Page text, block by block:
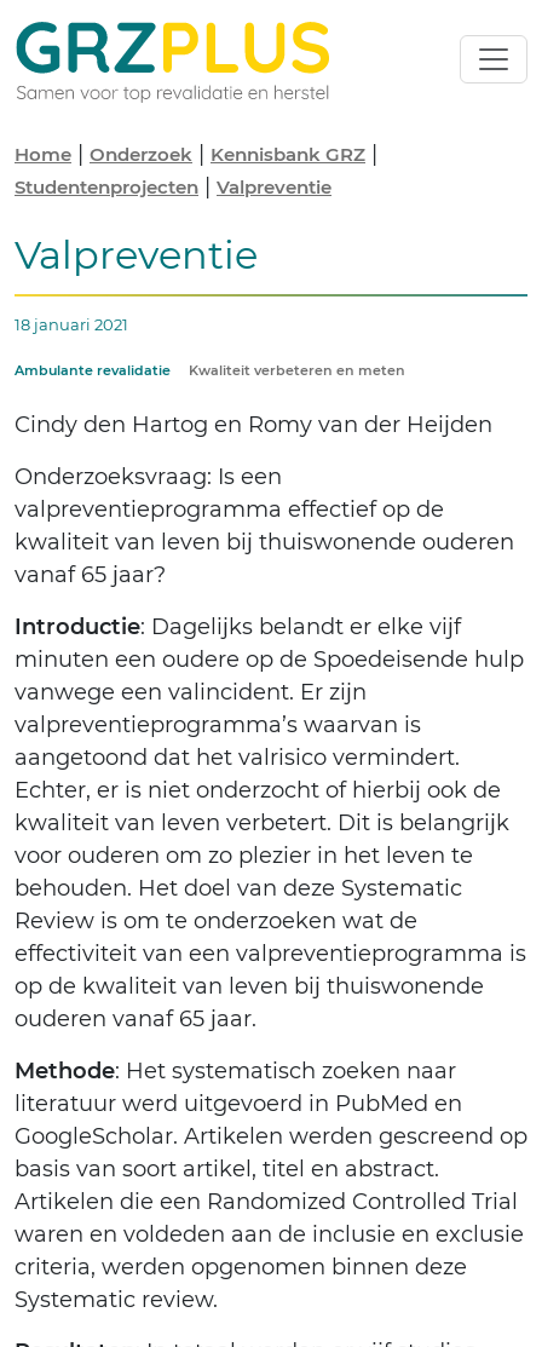
Home Onderzoek Kennisbank GRZ
Studentenprojecten Valpreventie
Valpreventie
18 januari 2021
Ambulante revalidatie Kwaliteit verbeteren en meten
Cindy den Hartog en Romy van der Heijden
Onderzoeksvraag: Is een
valpreventieprogramma effectief op de
kwaliteit van leven bij thuiswonende ouderen
vanaf 65 jaar?
Introductie: Dagelijks belandt er elke vijf
minuten een oudere op de Spoedeisende hulp
vanwege een valincident. Er zijn
valpreventieprogramma’s waarvan is
aangetoond dat het valrisico vermindert.
Echter, er is niet onderzocht of hierbij ook de
kwaliteit van leven verbetert. Dit is belangrijk
voor ouderen om zo plezier in het leven te
behouden. Het doel van deze Systematic
Review is om te onderzoeken wat de
effectiviteit van een valpreventieprogramma is
op de kwaliteit van leven bij thuiswonende
ouderen vanaf 65 jaar.
Methode: Het systematisch zoeken naar
literatuur werd uitgevoerd in PubMed en
GoogleScholar. Artikelen werden gescreend op
basis van soort artikel, titel en abstract.
Artikelen die een Randomized Controlled Trial
waren en voldeden aan de inclusie en exclusie
criteria, werden opgenomen binnen deze
Systematic review.